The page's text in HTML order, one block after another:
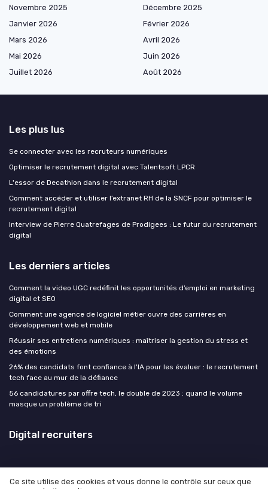
Novembre 2025
Décembre 2025
Janvier 2026
Février 2026
Mars 2026
Avril 2026
Mai 2026
Juin 2026
Juillet 2026
Août 2026
Les plus lus
Se connecter avec les recruteurs numériques
Optimiser le recrutement digital avec Talentsoft LPCR
L'essor de Decathlon dans le recrutement digital
Comment accéder et utiliser l’extranet RH de la SNCF pour optimiser le
recrutement digital
Interview de Pierre Quatrefages de Prodigees : Le futur du recrutement
digital
Les derniers articles
Comment la video UGC redéfinit les opportunités d’emploi en marketing
digital et SEO
Comment une agence de logiciel métier ouvre des carrières en
développement web et mobile
Réussir ses entretiens numériques : maîtriser la gestion du stress et
des émotions
26% des candidats font confiance à l'IA pour les évaluer : le recrutement
tech face au mur de la défiance
56 candidatures par offre tech, le double de 2023 : quand le volume
masque un problème de tri
Digital recruiters
Ce site utilise des cookies et vous donne le contrôle sur ceux que